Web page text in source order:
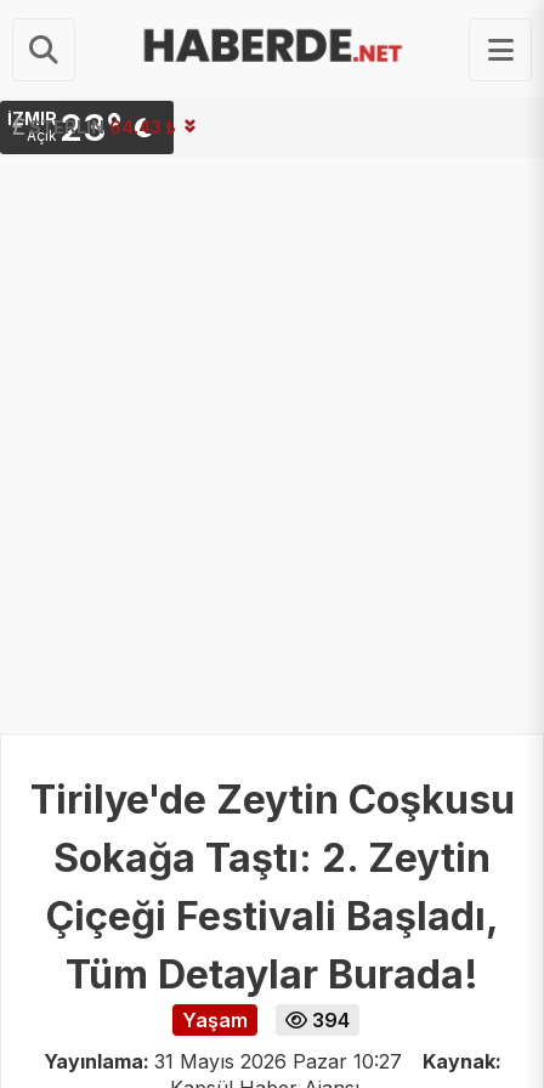
STERLIN 64.43 ₺
İZMIR
Açık23°
Tirilye'de Zeytin Coşkusu
Sokağa Taştı: 2. Zeytin
Çiçeği Festivali Başladı,
Tüm Detaylar Burada!
Yaşam
394
Yayınlama: 31 Mayıs 2026 Pazar 10:27
Kaynak: